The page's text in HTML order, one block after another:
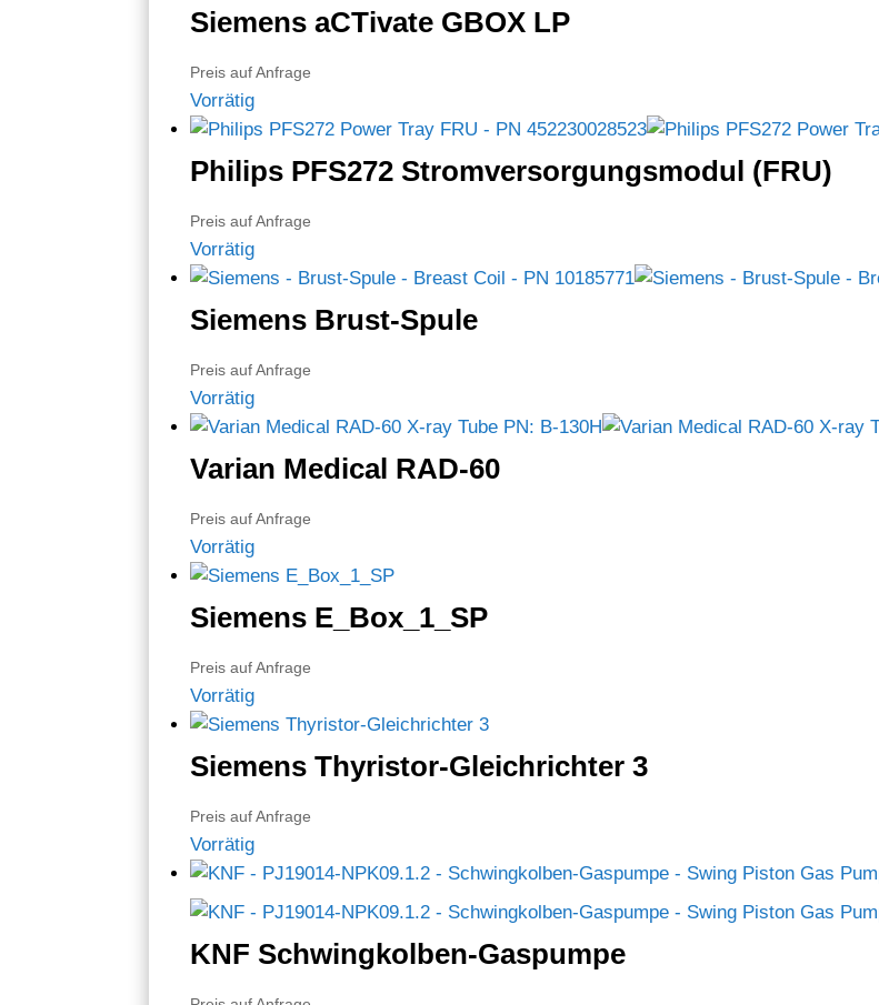
Siemens aCTivate GBOX LP
Preis auf Anfrage
Vorrätig
Philips PFS272 Stromversorgungsmodul (FRU)
Preis auf Anfrage
Vorrätig
Siemens Brust-Spule
Preis auf Anfrage
Vorrätig
Varian Medical RAD-60
Preis auf Anfrage
Vorrätig
Siemens E_Box_1_SP
Preis auf Anfrage
Vorrätig
Siemens Thyristor-Gleichrichter 3
Preis auf Anfrage
Vorrätig
KNF Schwingkolben-Gaspumpe